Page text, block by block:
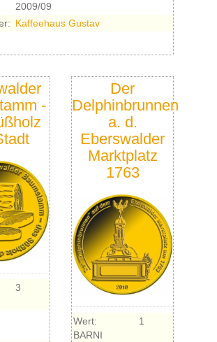
2009/09
Kaffeehaus Gustav
-
3
Der
Delphinbrunnen
a. d.
Eberswalder
Marktplatz
1763
Wert:
1
BARNI